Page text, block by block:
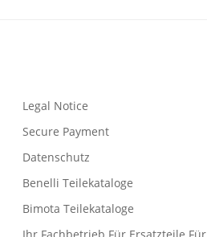
Legal Notice
Secure Payment
Datenschutz
Benelli Teilekataloge
Bimota Teilekataloge